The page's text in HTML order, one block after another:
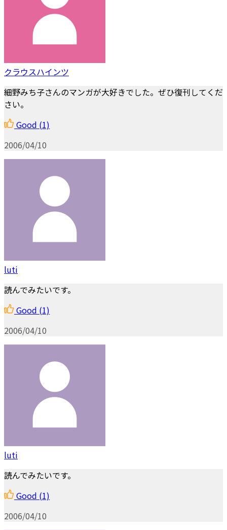
クラウスハインツ
細野みち子さんのマンガが大好きでした。ぜひ復刊してくだ
さい。
Good (1)
2006/04/10
luti
読んでみたいです。
Good (1)
2006/04/10
luti
読んでみたいです。
Good (1)
2006/04/10